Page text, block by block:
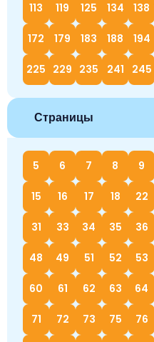
113 119 125 134 138
172 179 183 188 194
225 229 235 241 245
Страницы
5 6 7 8 9
15 16 17 18 22
31 33 34 35 36
48 49 51 52 53
60 61 62 63 64
71 72 73 75 76